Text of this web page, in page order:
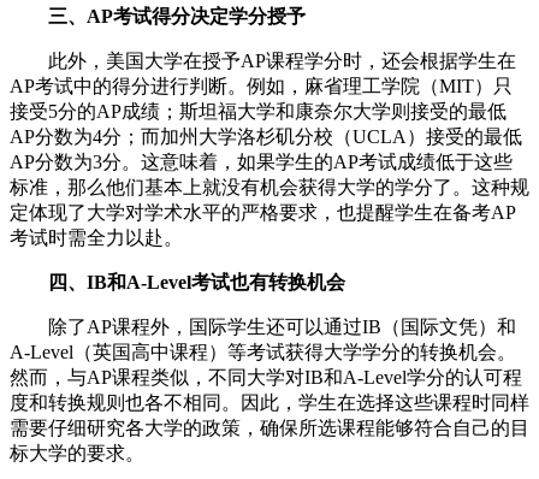
三、AP考试得分决定学分授予
此外，美国大学在授予AP课程学分时，还会根据学生在
AP考试中的得分进行判断。例如，麻省理工学院（MIT）只
接受5分的AP成绩；斯坦福大学和康奈尔大学则接受的最低
AP分数为4分；而加州大学洛杉矶分校（UCLA）接受的最低
AP分数为3分。这意味着，如果学生的AP考试成绩低于这些
标准，那么他们基本上就没有机会获得大学的学分了。这种规
定体现了大学对学术水平的严格要求，也提醒学生在备考AP
考试时需全力以赴。
四、IB和A-Level考试也有转换机会
除了AP课程外，国际学生还可以通过IB（国际文凭）和
A-Level（英国高中课程）等考试获得大学学分的转换机会。
然而，与AP课程类似，不同大学对IB和A-Level学分的认可程
度和转换规则也各不相同。因此，学生在选择这些课程时同样
需要仔细研究各大学的政策，确保所选课程能够符合自己的目
标大学的要求。